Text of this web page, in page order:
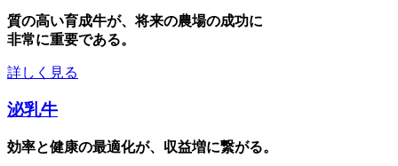
質の高い育成牛が、将来の農場の成功に
非常に重要である。
詳しく見る
泌乳牛
効率と健康の最適化が、収益増に繋がる。